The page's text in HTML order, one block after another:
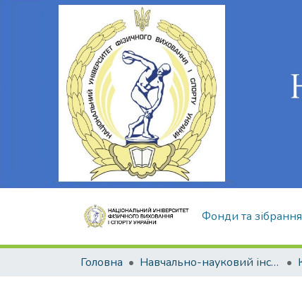
Фонди та зібрання
Головна Навчально-науковий інститут здоров'я, реабілітації та фізичного виховання